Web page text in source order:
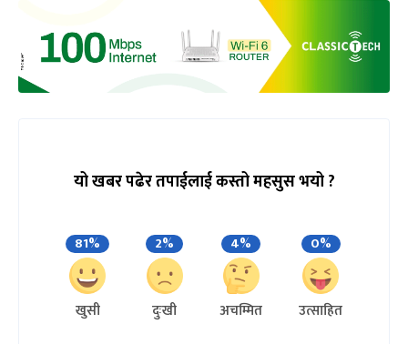
यो खबर पढेर तपाईलाई कस्तो महसुस भयो ?
81%
खुसी
2%
दुःखी
4%
अचम्मित
0%
उत्साहित